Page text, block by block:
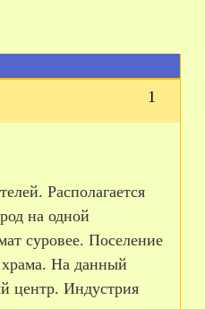
1
Располагается
на одной
суровее. Поселение
храма. На данный
центр. Индустрия